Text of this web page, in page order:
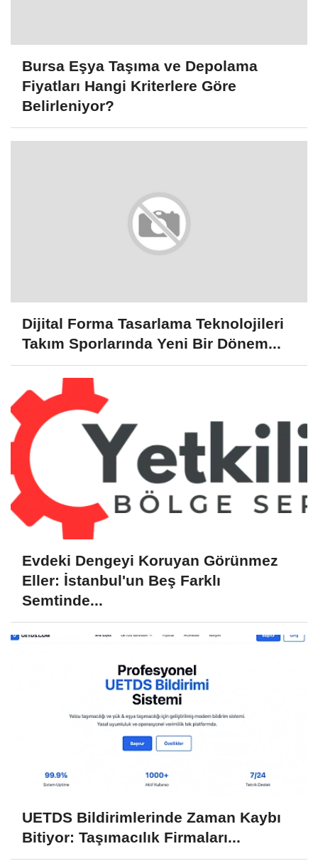
Bursa Eşya Taşıma ve Depolama
Fiyatları Hangi Kriterlere Göre
Belirleniyor?
Dijital Forma Tasarlama Teknolojileri
Takım Sporlarında Yeni Bir Dönem...
Evdeki Dengeyi Koruyan Görünmez
Eller: İstanbul'un Beş Farklı
Semtinde...
UETDS Bildirimlerinde Zaman Kaybı
Bitiyor: Taşımacılık Firmaları...